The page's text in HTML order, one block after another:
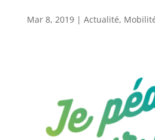
Mar 8, 2019| Actualité,